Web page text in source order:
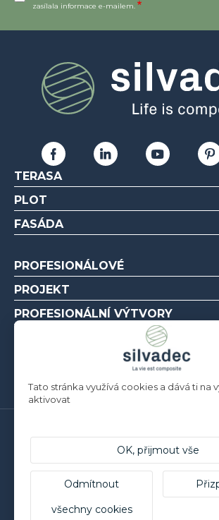
zasílala informace e-mailem.
TERASA
PLOT
FASÁDA
PROFESIONÁLOVÉ
PROJEKT
PROFESIONÁLNÍ VÝTVORY
Silvadec France
Parc d’Activités de
F-56190 ARZAL | T. +33 (0)2 97
Silvadec Deutschland
Ludwig-Erhard-Straße 3
D-84069 Schierling | T. +49 9451
Tato stránka využívá cookies a dává ti na
aktivovat
OK, přijmout vše
Odmítnout
všechny cookies